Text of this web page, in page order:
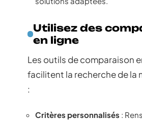
Utilisez des
en ligne
Les outils de comparaison
facilitent la recherche de la
:
Critères personnalisés :